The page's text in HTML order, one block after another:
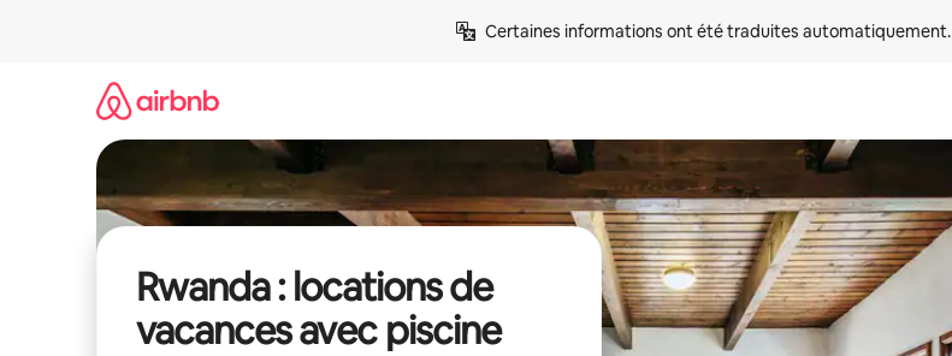
Certaines informations ont été traduites automatiquement.
Rwanda : locations de
vacances avec piscine